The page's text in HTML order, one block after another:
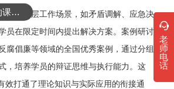
原基层工作场景，如矛盾调解、应急决
员在限定时间内提出解决方案。案例研讨
腐倡廉等领域的全国优秀案例，通过分组
，培养学员的辩证思维与执行能力。这
效打通了理论知识与实际应用的衔接通
老
师
电
话
可以介绍下你们的课程吗？